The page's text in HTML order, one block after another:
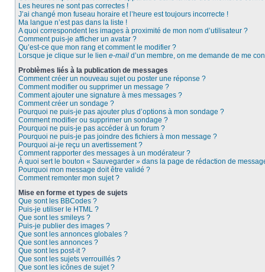
Les heures ne sont pas correctes !
J’ai changé mon fuseau horaire et l’heure est toujours incorrecte !
Ma langue n’est pas dans la liste !
A quoi correspondent les images à proximité de mon nom d’utilisateur ?
Comment puis-je afficher un avatar ?
Qu’est-ce que mon rang et comment le modifier ?
Lorsque je clique sur le lien e-mail d’un membre, on me demande de me
Problèmes liés à la publication de messages
Comment créer un nouveau sujet ou poster une réponse ?
Comment modifier ou supprimer un message ?
Comment ajouter une signature à mes messages ?
Comment créer un sondage ?
Pourquoi ne puis-je pas ajouter plus d’options à mon sondage ?
Comment modifier ou supprimer un sondage ?
Pourquoi ne puis-je pas accéder à un forum ?
Pourquoi ne puis-je pas joindre des fichiers à mon message ?
Pourquoi ai-je reçu un avertissement ?
Comment rapporter des messages à un modérateur ?
À quoi sert le bouton « Sauvegarder » dans la page de rédaction de
Pourquoi mon message doit être validé ?
Comment remonter mon sujet ?
Mise en forme et types de sujets
Que sont les BBCodes ?
Puis-je utiliser le HTML ?
Que sont les smileys ?
Puis-je publier des images ?
Que sont les annonces globales ?
Que sont les annonces ?
Que sont les post-it ?
Que sont les sujets verrouillés ?
Que sont les icônes de sujet ?